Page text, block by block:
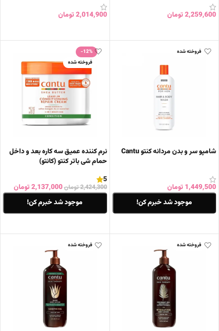
2,259,600تومان 2,014,900تومان
فروخته شده
شامپو سر و بدن مردانه کنتو Cantu
1,449,500 تومان
موجود شد خبرم کن!
-12%
فروخته شده
نرم کننده عمیق سه کاره بعد و داخل
حمام شی باتر کنتو (کانتو)
5
2,424,300تومان2,137,000تومان
موجود شد خبرم کن!
فروخته شده فروخته شده